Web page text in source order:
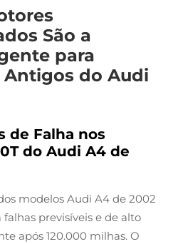
São a
para
Antigos do Audi
de Falha nos
do Audi A4 de
modelos Audi A4 de 2002
previsíveis e de alto
após 120.000 milhas. O